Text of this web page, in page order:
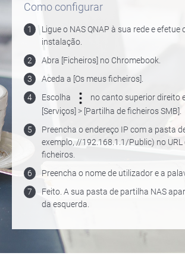
Como configurar
1
Ligue o NAS QNAP à sua rede e efetue
instalação.
2
Abra [Ficheiros] no Chromebook.
3
Aceda a [Os meus ficheiros].
4
Escolha
no canto superior direito
[Serviços] > [Partilha de ficheiros SMB].
5
Preencha o endereço IP com a pasta
exemplo, //192.168.1.1/Public) no
ficheiros.
6
Preencha o nome de utilizador e a
7
Feito. A sua pasta de partilha NAS
da esquerda.